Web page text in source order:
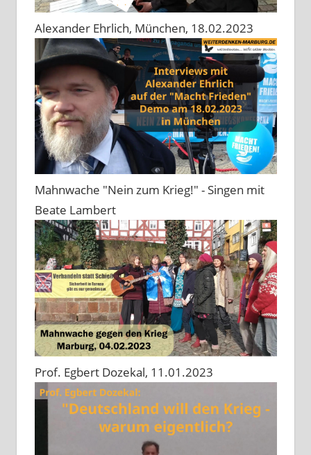
Alexander Ehrlich, München, 18.02.2023
Mahnwache "Nein zum Krieg!" - Singen mit
Beate Lambert
Prof. Egbert Dozekal, 11.01.2023